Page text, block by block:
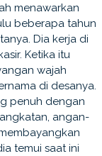
menawarkan
beberapa tahun
Dia kerja di
Ketika itu
wajah
di desanya.
penuh dengan
angan-
temui saat ini